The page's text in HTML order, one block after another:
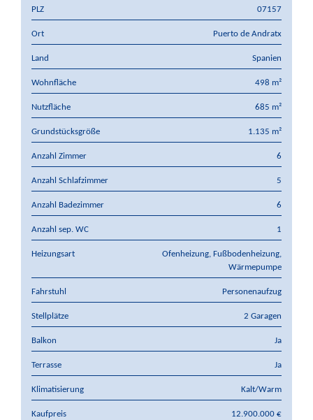
PLZ 07157
Ort Puerto de Andratx
Land Spanien
Wohnfläche 498 m²
Nutzfläche 685 m²
Grundstücksgröße 1.135 m²
Anzahl Zimmer 6
Anzahl Schlafzimmer 5
Anzahl Badezimmer 6
Anzahl sep. WC 1
Heizungsart
Ofenheizung, Fußbodenheizung,
Wärmepumpe
Fahrstuhl Personenaufzug
Stellplätze 2 Garagen
Balkon Ja
Terrasse Ja
Klimatisierung Kalt/Warm
Kaufpreis 12.900.000 €